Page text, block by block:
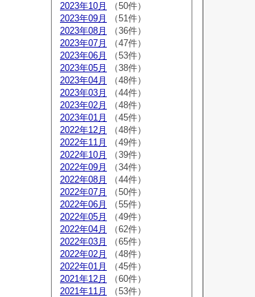
2023年10月
（50件）
2023年09月
（51件）
2023年08月
（36件）
2023年07月
（47件）
2023年06月
（53件）
2023年05月
（38件）
2023年04月
（48件）
2023年03月
（44件）
2023年02月
（48件）
2023年01月
（45件）
2022年12月
（48件）
2022年11月
（49件）
2022年10月
（39件）
2022年09月
（34件）
2022年08月
（44件）
2022年07月
（50件）
2022年06月
（55件）
2022年05月
（49件）
2022年04月
（62件）
2022年03月
（65件）
2022年02月
（48件）
2022年01月
（45件）
2021年12月
（60件）
2021年11月
（53件）